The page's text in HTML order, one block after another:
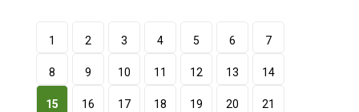
1 2 3 4 5 6 7
8 9 10 11 12 13 14
15 16 17 18 19 20 21